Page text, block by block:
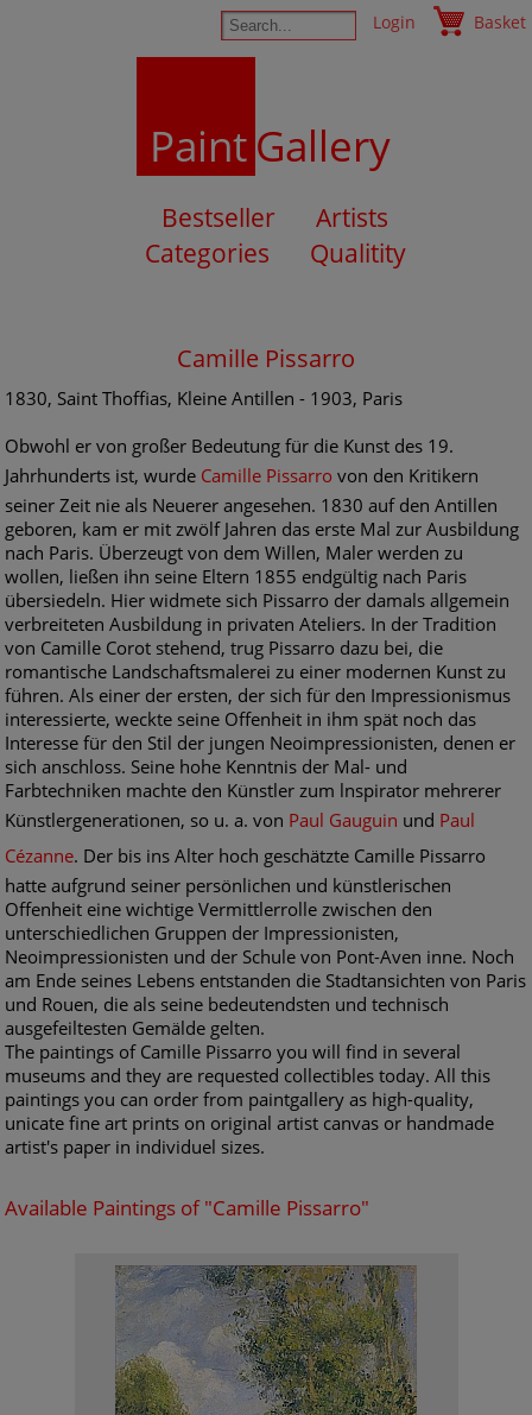
Login Basket
PaintGallery
Bestseller
Artists
Categories
Qualitity
Camille Pissarro
1830, Saint Thoffias, Kleine Antillen - 1903, Paris
Obwohl er von großer Bedeutung für die Kunst des 19.
Jahrhunderts ist, wurde Camille Pissarro von den Kritikern
seiner Zeit nie als Neuerer angesehen. 1830 auf den Antillen
geboren, kam er mit zwölf Jahren das erste Mal zur Ausbildung
nach Paris. Überzeugt von dem Willen, Maler werden zu
wollen, ließen ihn seine Eltern 1855 endgültig nach Paris
übersiedeln. Hier widmete sich Pissarro der damals allgemein
verbreiteten Ausbildung in privaten Ateliers. In der Tradition
von Camille Corot stehend, trug Pissarro dazu bei, die
romantische Landschaftsmalerei zu einer modernen Kunst zu
führen. Als einer der ersten, der sich für den Impressionismus
interessierte, weckte seine Offenheit in ihm spät noch das
Interesse für den Stil der jungen Neoimpressionisten, denen er
sich anschloss. Seine hohe Kenntnis der Mal- und
Farbtechniken machte den Künstler zum lnspirator mehrerer
Künstlergenerationen, so u. a. von Paul Gauguin und Paul
Cézanne. Der bis ins Alter hoch geschätzte Camille Pissarro
hatte aufgrund seiner persönlichen und künstlerischen
Offenheit eine wichtige Vermittlerrolle zwischen den
unterschiedlichen Gruppen der Impressionisten,
Neoimpressionisten und der Schule von Pont-Aven inne. Noch
am Ende seines Lebens entstanden die Stadtansichten von Paris
und Rouen, die als seine bedeutendsten und technisch
ausgefeiltesten Gemälde gelten.
The paintings of Camille Pissarro you will find in several
museums and they are requested collectibles today. All this
paintings you can order from paintgallery as high-quality,
unicate fine art prints on original artist canvas or handmade
artist's paper in individuel sizes.
Available Paintings of "Camille Pissarro"